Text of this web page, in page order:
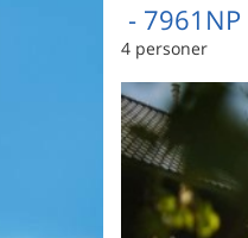
- 7961NP
4 personer